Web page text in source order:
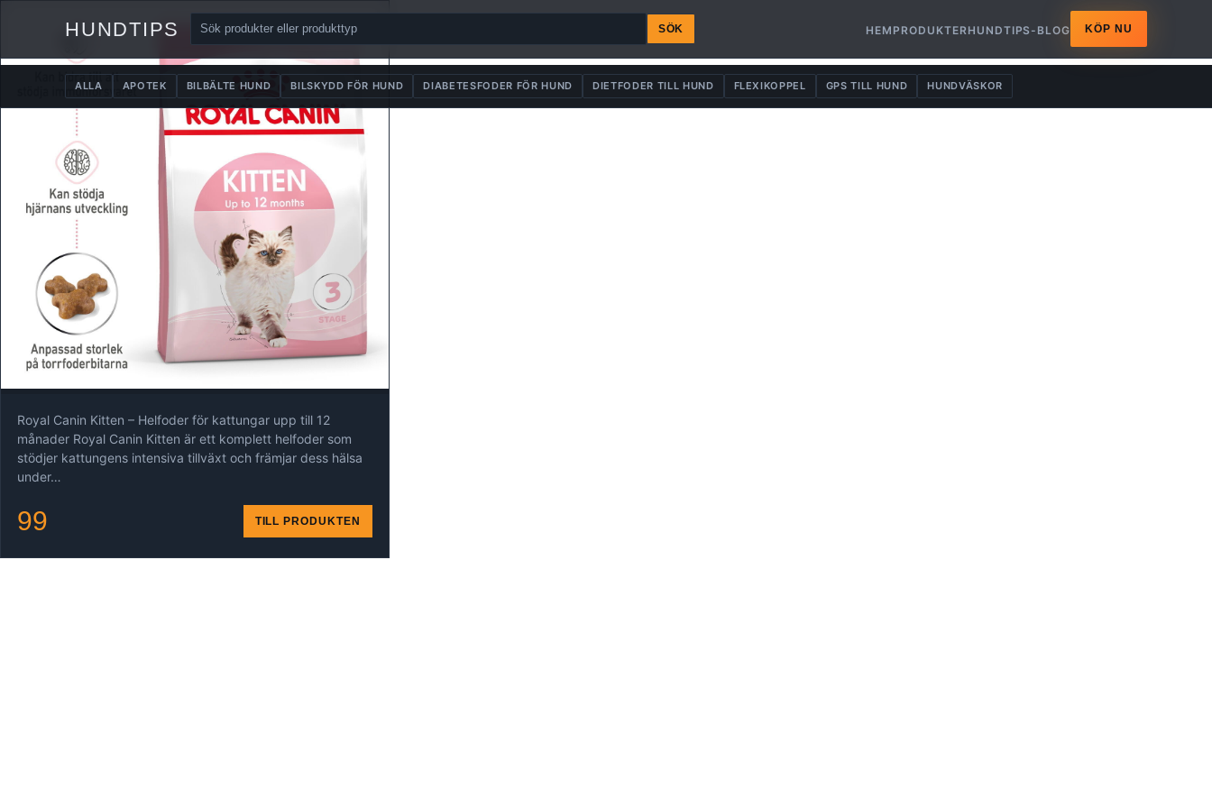
HUNDTIPS SÖK HEM PRODUKTERHUNDTIPS-BLOG KÖP NU
ALLA APOTEK BILBÄLTE HUND BILSKYDD FÖR HUND DIABETESFODER FÖR HUND DIETFODER TILL HUND FLEXIKOPPEL GPS TILL HUND HUNDVÄSKOR
Royal Canin Kitten – Helfoder för kattungar upp till 12
månader Royal Canin Kitten är ett komplett helfoder som
stödjer kattungens intensiva tillväxt och främjar dess hälsa
under…
99 TILL PRODUKTEN